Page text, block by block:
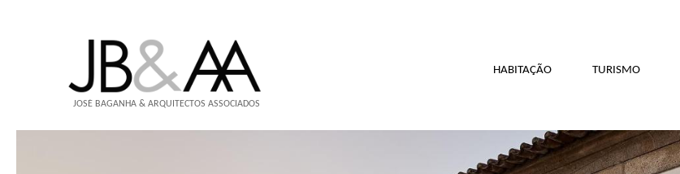
JOSÉ BAGANHA & ARQUITECTOS ASSOCIADOS
HABITAÇÃO TURISMO